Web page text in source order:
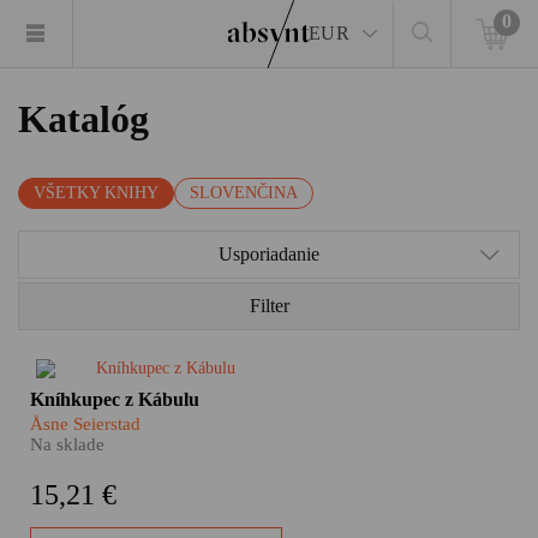
EUR
0
Katalóg
VŠETKY KNIHY SLOVENČINA
Usporiadanie
Filter
Pohľad Åsne Seierstad na
bežný život a každodennosť
afganskej rodiny je unikátnym
svedectvom o spôsobe života,
nepredstaviteľný. V centre
Kníhkupec z Kábulu
Åsne Seierstad
Na sklade
15,21 €